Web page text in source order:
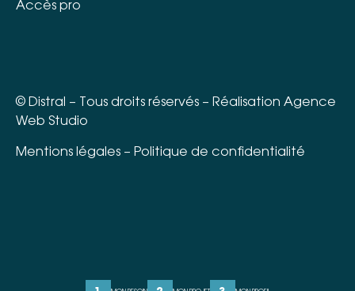
Accès pro
© Distral – Tous droits réservés – Réalisation Agence
Web Studio
Mentions légales – Politique de confidentialité